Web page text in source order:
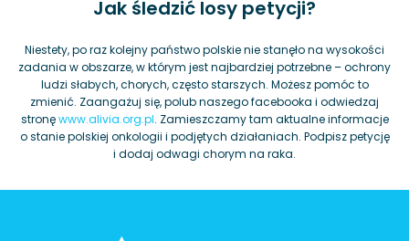
Jak śledzić losy petycji?
Niestety, po raz kolejny państwo polskie nie stanęło na wysokości
zadania w obszarze, w którym jest najbardziej potrzebne – ochrony
ludzi słabych, chorych, często starszych. Możesz pomóc to
zmienić. Zaangażuj się, polub naszego facebooka i odwiedzaj
stronęwww.alivia.org.pl. Zamieszczamy tam aktualne informacje
o stanie polskiej onkologii i podjętych działaniach. Podpisz petycję
i dodaj odwagi chorym na raka.